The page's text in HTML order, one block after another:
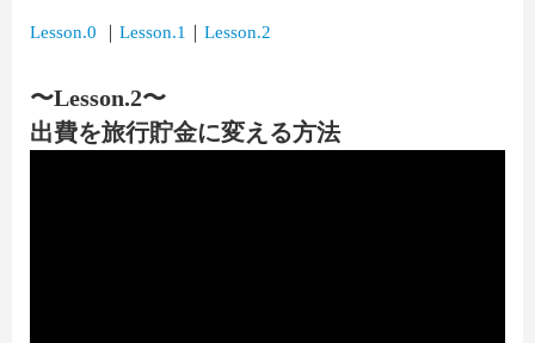
Lesson.0 Lesson.1 Lesson.2
〜Lesson.2〜
出費を旅行貯金に変える方法